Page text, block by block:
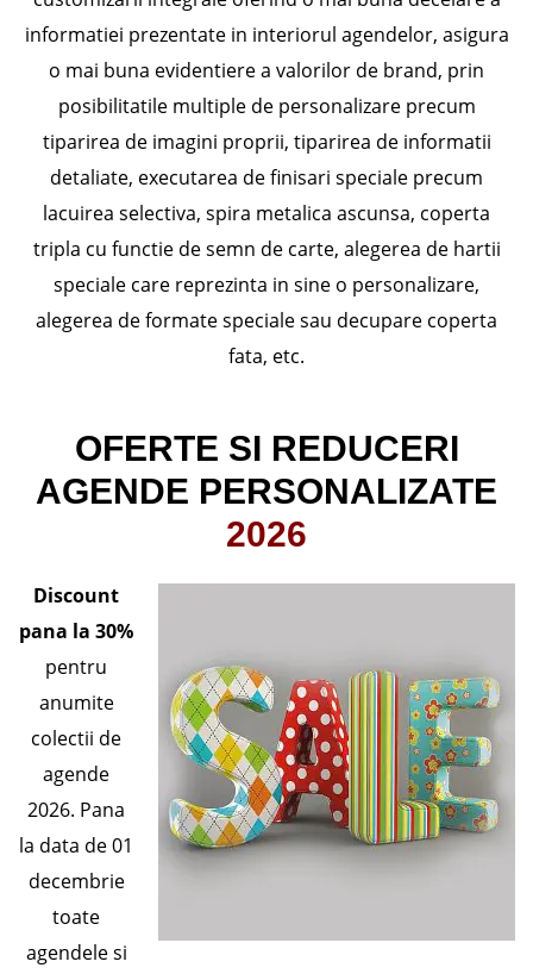
informatiei prezentate in interiorul agendelor, asigura
o mai buna evidentiere a valorilor de brand, prin
posibilitatile multiple de personalizare precum
tiparirea de imagini proprii, tiparirea de informatii
detaliate, executarea de finisari speciale precum
lacuirea selectiva, spira metalica ascunsa, coperta
tripla cu functie de semn de carte, alegerea de hartii
speciale care reprezinta in sine o personalizare,
alegerea de formate speciale sau decupare coperta
fata, etc.
OFERTE SI REDUCERI
AGENDE PERSONALIZATE
2026
Discount
pana la 30%
pentru
anumite
colectii de
agende
2026. Pana
la data de 01
decembrie
toate
agendele si